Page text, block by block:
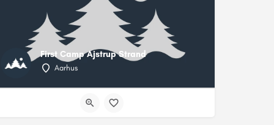
First Camp Ajstrup Strand
Aarhus